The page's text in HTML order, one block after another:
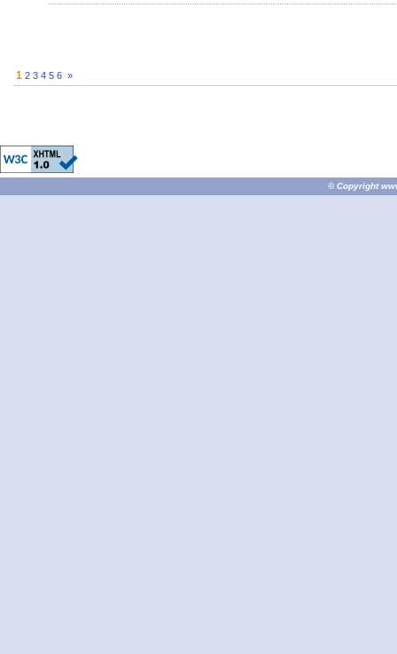
1 2 3 4 5 6 »
© Copyright